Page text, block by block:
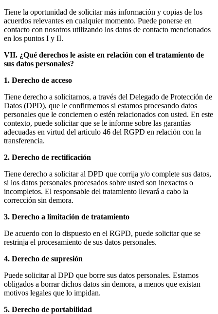
Tiene la oportunidad de solicitar más información y copias de los
acuerdos relevantes en cualquier momento. Puede ponerse en
contacto con nosotros utilizando los datos de contacto mencionados
en los puntos I y II.
VII. ¿Qué derechos le asiste en relación con el tratamiento de
sus datos personales?
1. Derecho de acceso
Tiene derecho a solicitarnos, a través del Delegado de Protección de
Datos (DPD), que le confirmemos si estamos procesando datos
personales que le conciernen o estén relacionados con usted. En este
contexto, puede solicitar que se le informe sobre las garantías
adecuadas en virtud del artículo 46 del RGPD en relación con la
transferencia.
2. Derecho de rectificación
Tiene derecho a solicitar al DPD que corrija y/o complete sus datos,
si los datos personales procesados ​​sobre usted son inexactos o
incompletos. El responsable del tratamiento llevará a cabo la
corrección sin demora.
3. Derecho a limitación de tratamiento
De acuerdo con lo dispuesto en el RGPD, puede solicitar que se
restrinja el procesamiento de sus datos personales.
4. Derecho de supresión
Puede solicitar al DPD que borre sus datos personales. Estamos
obligados a borrar dichos datos sin demora, a menos que existan
motivos legales que lo impidan.
5. Derecho de portabilidad